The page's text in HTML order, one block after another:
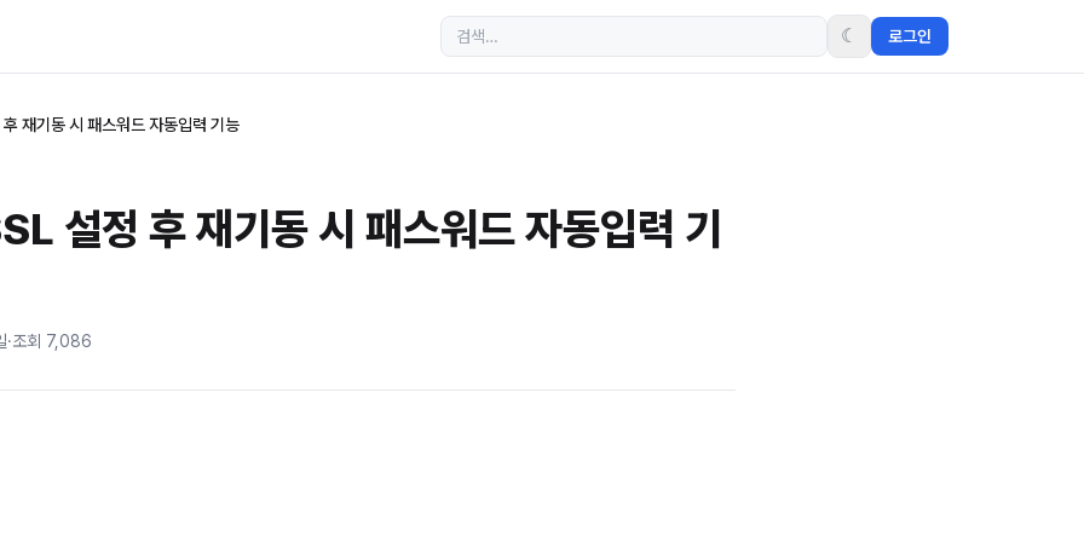
☾ 로그인
재기동 시 패스워드 자동입력 기능
설정 후 재기동 시 패스워드 자동입력 기
·조회 7,086